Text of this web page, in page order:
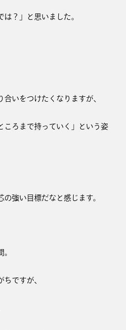
は？」と思いました。
合いをつけたくなりますが、
ころまで持っていく」という姿
強い目標だなと感じます。
。
ちですが、